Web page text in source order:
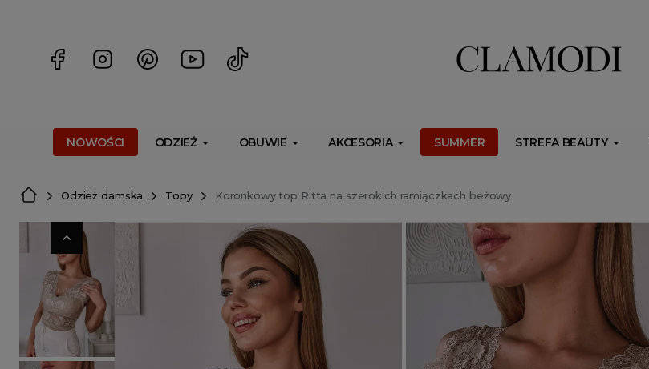
NOWOŚCI ODZIEŻ OBUWIE AKCESORIA SUMMER STREFA BEAUTY
Odzież damska Topy Koronkowy top Ritta na szerokich ramiączkach beżowy